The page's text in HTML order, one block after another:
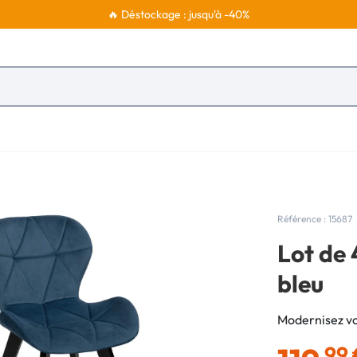
🔥 Déstockage : jusqu'à -40%
Référence : 15687
Lot de
bleu
Modernisez